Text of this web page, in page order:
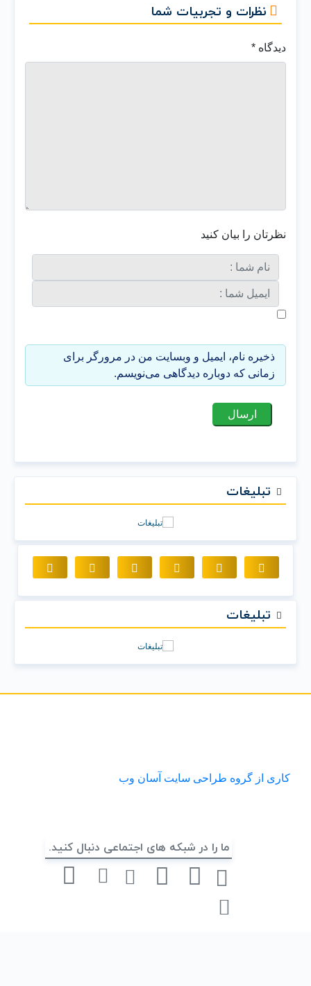
نظرات و تجربیات شما
دیدگاه *
نظرتان را بیان کنید
ذخیره نام، ایمیل و وبسایت من در مرورگر برای
زمانی که دوباره دیدگاهی می‌نویسم.
تبلیغات
تبلیغات
کاری از گروه طراحی سایت آسان وب
ما را در شبکه های اجتماعی دنبال کنید.